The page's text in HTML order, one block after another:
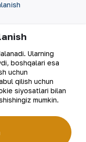
Ularning
boshqalari esa
uchun
qilish uchun
siyosatlari bilan
mumkin.